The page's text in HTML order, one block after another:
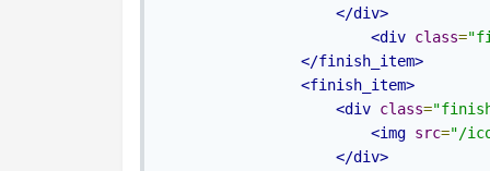
</div>
<div class=
</finish_item>
<finish_item>
<div class=
<img src="/
</div>